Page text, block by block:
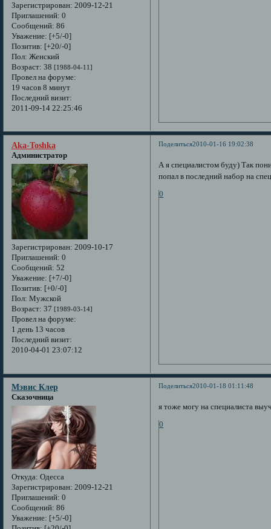
Зарегистрирован: 2009-12-21
Приглашений: 0
Сообщений: 86
Уважение: [+5/-0]
Позитив: [+20/-0]
Пол: Женский
Возраст: 38 [1988-04-11]
Провел на форуме:
19 часов 8 минут
Последний визит:
2011-09-14 22:25:46
Поделиться2010-01-16 19:02:38
Aka-Toshka
Администратор
Зарегистрирован: 2009-10-17
Приглашений: 0
Сообщений: 52
Уважение: [+7/-0]
Позитив: [+0/-0]
Пол: Мужской
Возраст: 37 [1989-03-14]
Провел на форуме:
1 день 13 часов
Последний визит:
2010-04-01 23:07:12
А я специалистом буду) Так
попал в последний набор на
0
Поделиться2010-01-18 01:11:48
Мэвис Клер
Сказочница
Откуда: Одесса
Зарегистрирован: 2009-12-21
Приглашений: 0
Сообщений: 86
Уважение: [+5/-0]
я тоже могу на специалиста
0